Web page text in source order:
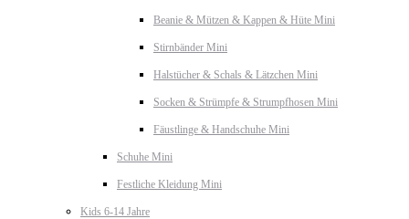
Beanie & Mützen & Kappen & Hüte Mini
Stirnbänder Mini
Halstücher & Schals & Lätzchen Mini
Socken & Strümpfe & Strumpfhosen Mini
Fäustlinge & Handschuhe Mini
Schuhe Mini
Festliche Kleidung Mini
Kids 6-14 Jahre